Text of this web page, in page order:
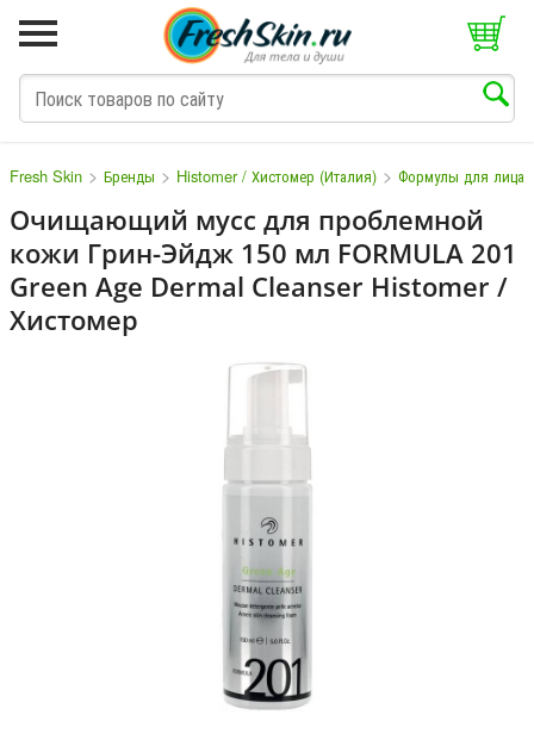
Fresh Skin > Бренды > Histomer / Хистомер (Италия) > Формулы для лица
Очищающий мусс для проблемной
кожи Грин-Эйдж 150 мл FORMULA 201
Green Age Dermal Cleanser Histomer /
Хистомер
M N O P Q S T V W